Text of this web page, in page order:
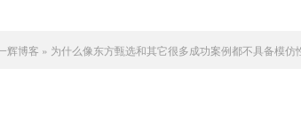
辉博客 » 为什么像东方甄选和其它很多成功案例都不具备模仿